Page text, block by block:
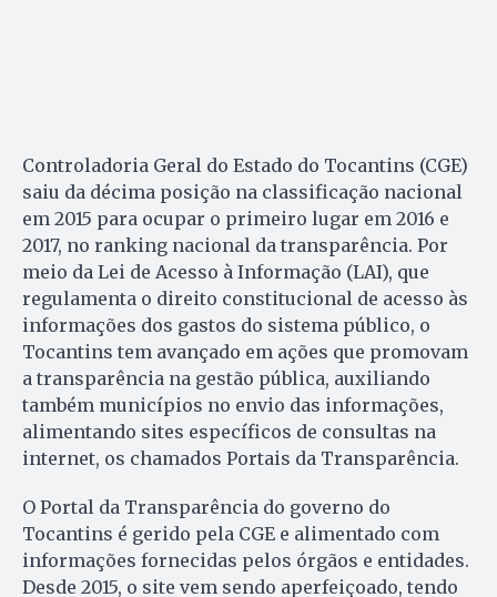
Controladoria Geral do Estado do Tocantins (CGE)
saiu da décima posição na classificação nacional
em 2015 para ocupar o primeiro lugar em 2016 e
2017, no ranking nacional da transparência. Por
meio da Lei de Acesso à Informação (LAI), que
regulamenta o direito constitucional de acesso às
informações dos gastos do sistema público, o
Tocantins tem avançado em ações que promovam
a transparência na gestão pública, auxiliando
também municípios no envio das informações,
alimentando sites específicos de consultas na
internet, os chamados Portais da Transparência.
O Portal da Transparência do governo do
Tocantins é gerido pela CGE e alimentado com
informações fornecidas pelos órgãos e entidades.
Desde 2015, o site vem sendo aperfeiçoado, tendo